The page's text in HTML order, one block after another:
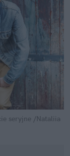
seryjne /Nataliia